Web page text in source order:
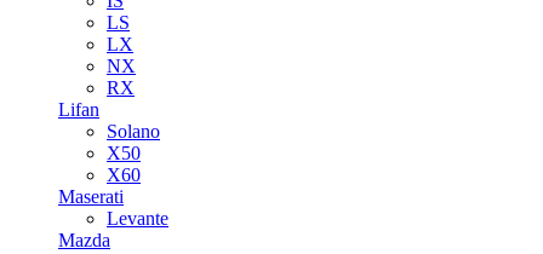
LS
LX
NX
RX
Lifan
Solano
X50
X60
Maserati
Levante
Mazda